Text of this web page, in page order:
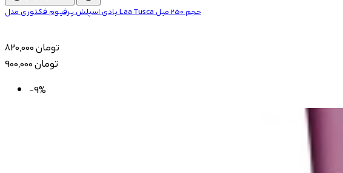
بادی اسپلش پرفیوم فکتوری مدل Laa Tusca حجم 250 میل
820,000 تومان
900,000 تومان
-9%